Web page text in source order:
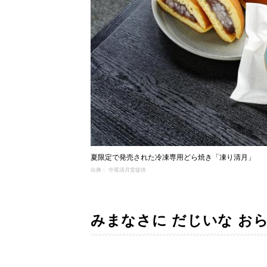
夏限定で発売された冷凍専用どら焼き「凍り清月」
出典： 中尾清月堂提供
みまなさに だじいな お